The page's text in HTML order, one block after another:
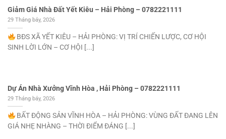
Giảm Giá Nhà Đất Yết Kiêu – Hải Phòng – 0782221111
29 Tháng bảy, 2026
BĐS XÃ YẾT KIÊU – HẢI PHÒNG: VỊ TRÍ CHIẾN LƯỢC, CƠ HỘI
SINH LỜI LỚN – CƠ HỘI [...]
Dự Án Nhà Xưởng Vĩnh Hòa , Hải Phòng – 0782221111
29 Tháng bảy, 2026
BẤT ĐỘNG SẢN VĨNH HÒA – HẢI PHÒNG: VÙNG ĐẤT ĐANG LÊN
GIÁ NHẸ NHÀNG – THỜI ĐIỂM ĐÁNG [...]